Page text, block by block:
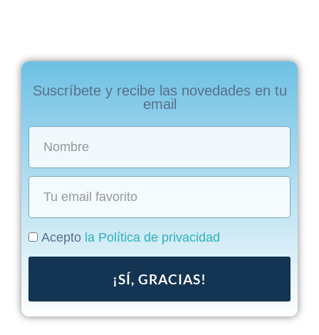
Suscríbete y recibe las novedades en tu
email
Acepto la Política de privacidad
¡SÍ, GRACIAS!